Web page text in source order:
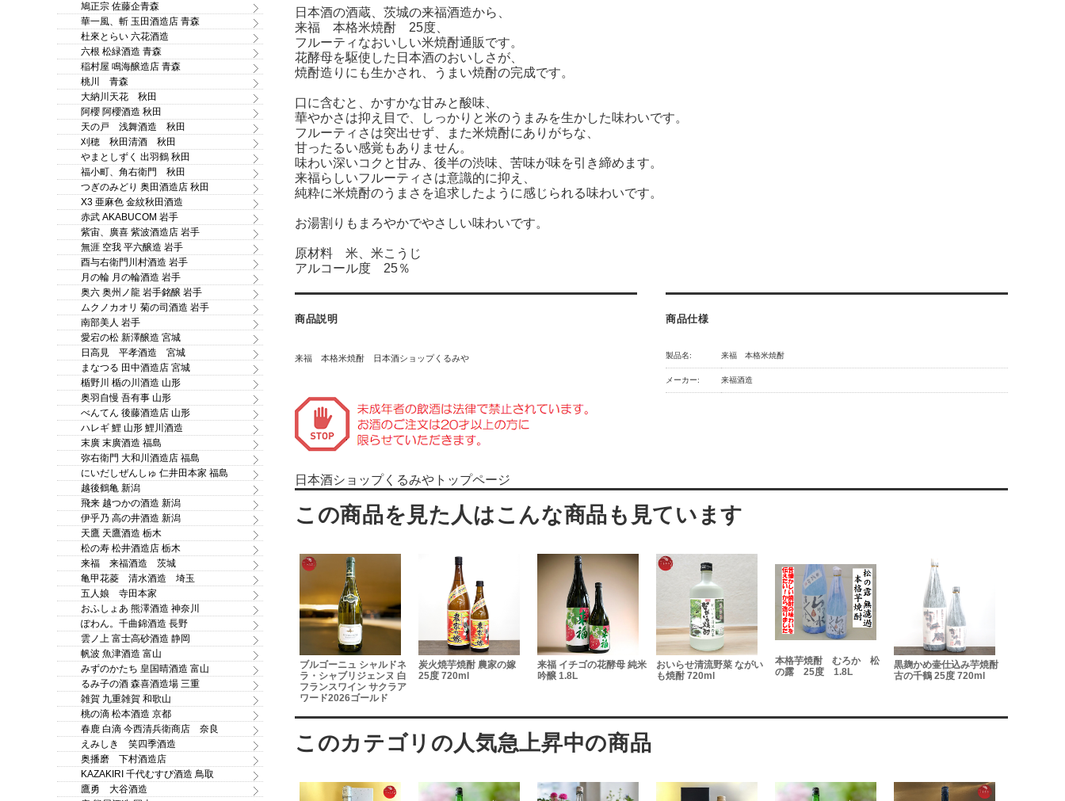
日本酒の酒蔵、茨城の来福酒造から、
来福 本格米焼酎 25度、
フルーティなおいしい米焼酎通販です。
花酵母を駆使した日本酒のおいしさが、
焼酎造りにも生かされ、うまい焼酎の完成です。
口に含むと、かすかな甘みと酸味、
華やかさは抑え目で、しっかりと米のうまみを生かした味わいです。
フルーティさは突出せず、また米焼酎にありがちな、
甘ったるい感覚もありません。
味わい深いコクと甘み、後半の渋味、苦味が味を引き締めます。
来福らしいフルーティさは意識的に抑え、
純粋に米焼酎のうまさを追求したように感じられる味わいです。
お湯割りもまろやかでやさしい味わいです。
原材料 米、米こうじ
アルコール度 25％
商品説明
来福 本格米焼酎 日本酒ショップくるみや
商品仕様
製品名: 来福 本格米焼酎
メーカー: 来福酒造
日本酒ショップくるみやトップページ
太久保 レッドカスク
木樽貯蔵本格芋焼酎
木槽芋焼酎 野海棠のか
いどう 720ml 2017年
鹿児島県本格焼酎会総裁
賞代表（第１位）受賞
ブルゴーニュ シャルドネ
ラ・シャブリジェンヌ 白
フランスワイン サクラア
ワード2026ゴールド
炭火焼芋焼酎 農家の嫁
25度 720ml
来福 イチゴの花酵母 純米
吟醸 1.8L
おいらせ清流野菜 ながい
も焼酎 720ml
本格芋焼酎 むろか 松
の露 25度 1.8L
黒麹かめ壷仕込み芋焼酎
古の千鶴 25度 720ml
紫芋焼芋焼酎
鳩正宗 佐藤企青森
華一風、斬 玉田酒造店 青森
杜來とらい 六花酒造
六根 松緑酒造 青森
稲村屋 鳴海醸造店 青森
桃川 青森
大納川天花 秋田
阿櫻 阿櫻酒造 秋田
天の戸 浅舞酒造 秋田
刈穂 秋田清酒 秋田
やまとしずく 出羽鶴 秋田
福小町、角右衛門 秋田
つぎのみどり 奥田酒造店 秋田
X3 亜麻色 金紋秋田酒造
赤武 AKABUCOM 岩手
紫宙、廣喜 紫波酒造店 岩手
無涯 空我 平六醸造 岩手
酉与右衛門川村酒造 岩手
月の輪 月の輪酒造 岩手
奥六 奥州ノ龍 岩手銘醸 岩手
ムクノカオリ 菊の司酒造 岩手
南部美人 岩手
愛宕の松 新澤醸造 宮城
日高見 平孝酒造 宮城
まなつる 田中酒造店 宮城
楯野川 楯の川酒造 山形
奥羽自慢 吾有事 山形
べんてん 後藤酒造店 山形
ハレギ 鯉 山形 鯉川酒造
末廣 末廣酒造 福島
弥右衛門 大和川酒造店 福島
にいだしぜんしゅ 仁井田本家 福島
越後鶴亀 新潟
飛来 越つかの酒造 新潟
伊乎乃 高の井酒造 新潟
天鷹 天鷹酒造 栃木
松の寿 松井酒造店 栃木
来福 来福酒造 茨城
亀甲花菱 清水酒造 埼玉
五人娘 寺田本家
おふしょあ 熊澤酒造 神奈川
ぽわん。千曲錦酒造 長野
雲ノ上 富士高砂酒造 静岡
帆波 魚津酒造 富山
みずのかたち 皇国晴酒造 富山
るみ子の酒 森喜酒造場 三重
雑賀 九重雑賀 和歌山
桃の滴 松本酒造 京都
春鹿 白滴 今西清兵衛商店 奈良
えみしき 笑四季酒造
奥播磨 下村酒造店
KAZAKIRI 千代むすび酒造 鳥取
鷹勇 大谷酒造